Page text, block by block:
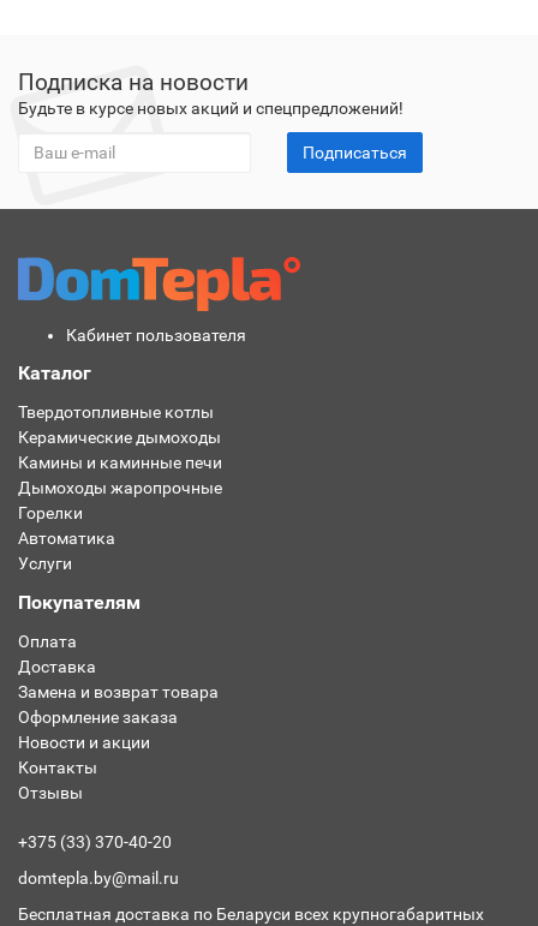
Подписка на новости
Будьте в курсе новых акций и спецпредложений!
Подписаться
Кабинет пользователя
Каталог
Твердотопливные котлы
Керамические дымоходы
Камины и каминные печи
Дымоходы жаропрочные
Горелки
Автоматика
Услуги
Покупателям
Оплата
Доставка
Замена и возврат товара
Оформление заказа
Новости и акции
Контакты
Отзывы
+375 (33) 370-40-20
domtepla.by@mail.ru
Бесплатная доставка по Беларуси всех крупногабаритных